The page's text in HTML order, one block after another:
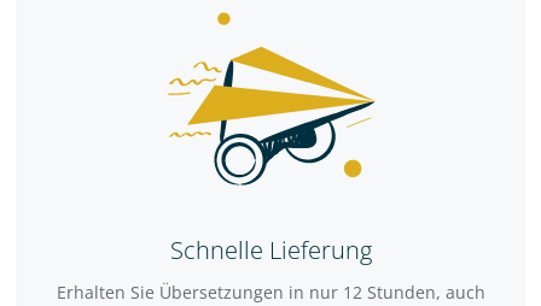
Schnelle Lieferung
Erhalten Sie Übersetzungen in nur 12 Stunden, auch